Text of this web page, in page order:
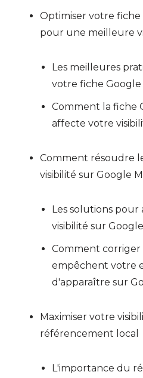
Optimiser votre fiche
pour une meilleure
Les meilleures
votre fiche Google
Comment la fiche
affecte votre
Comment résoudre
visibilité sur Google
Les solutions
visibilité sur
Comment corriger
empêchent votre
d'apparaître sur
Maximiser votre
référencement local
L'importance du